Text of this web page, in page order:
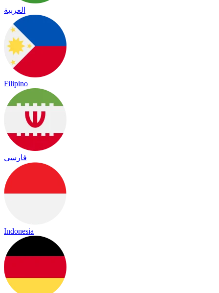
العربية
Filipino
فارسی
Indonesia